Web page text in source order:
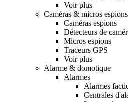
Voir plus
Caméras & micros espions
Caméras espions
Détecteurs de
Micros espions
Traceurs GPS
Voir plus
Alarme & domotique
Alarmes
Alarmes
Centrales